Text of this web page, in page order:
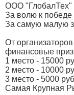
ООО "ГлобалТех"
За волю к победе
За самую малую
От
финансовые
1 место - 15000
2 место - 10000
3 место - 5000
Самая Крупная